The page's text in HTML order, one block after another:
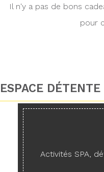
Il n'y a pas de bons
pour
ESPACE DÉTENTE
Activités SPA,